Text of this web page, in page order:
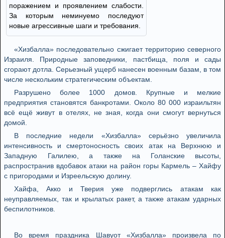
поражением и проявлением слабости.
За которым неминуемо последуют
новые агрессивные шаги и требования.
«Хизбалла» последовательно сжигает территорию северного
Израиля. Природные заповедники, пастбища, поля и сады
сгорают дотла. Серьезный ущерб нанесен военным базам, в том
числе нескольким стратегическим объектам.
Разрушено более 1000 домов. Крупные и мелкие
предприятия становятся банкротами. Около 80 000 израильтян
всё ещё живут в отелях, не зная, когда они смогут вернуться
домой.
В последние недели «Хизбалла» серьёзно увеличила
интенсивность и смертоносность своих атак на Верхнюю и
Западную Галилею, а также на Голанские высоты,
распространив вдобавок атаки на район горы Кармель – Хайфу
с пригородами и Изреельскую долину.
Хайфа, Акко и Тверия уже подверглись атакам как
неуправляемых, так и крылатых ракет, а также атакам ударных
беспилотников.
Во время праздника Шавуот «Хизбалла» произвела по